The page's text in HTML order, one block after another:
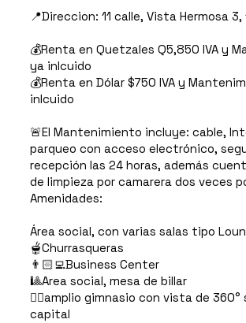
📍Direccion: 11 calle, Vista Hermosa 3,
💰Renta en Quetzales Q5,850 IVA y
ya inlcuido
💰Renta en Dólar $750 IVA y
inlcuido
🚨El Mantenimiento incluye: cable,
parqueo con acceso electrónico,
recepción las 24 horas, además
de limpieza por camarera dos veces
Amenidades:
Área social, con varias salas tipo
🫕Churrasqueras
👨🏻‍💻Business Center
🎱Area social, mesa de billar
🏋🏻amplio gimnasio con vista de 360°
capital